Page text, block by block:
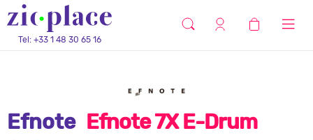
Tel: +33 1 48 30 65 16
Efnote Efnote 7X E-Drum